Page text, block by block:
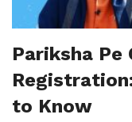
Pariksha Pe
to Know